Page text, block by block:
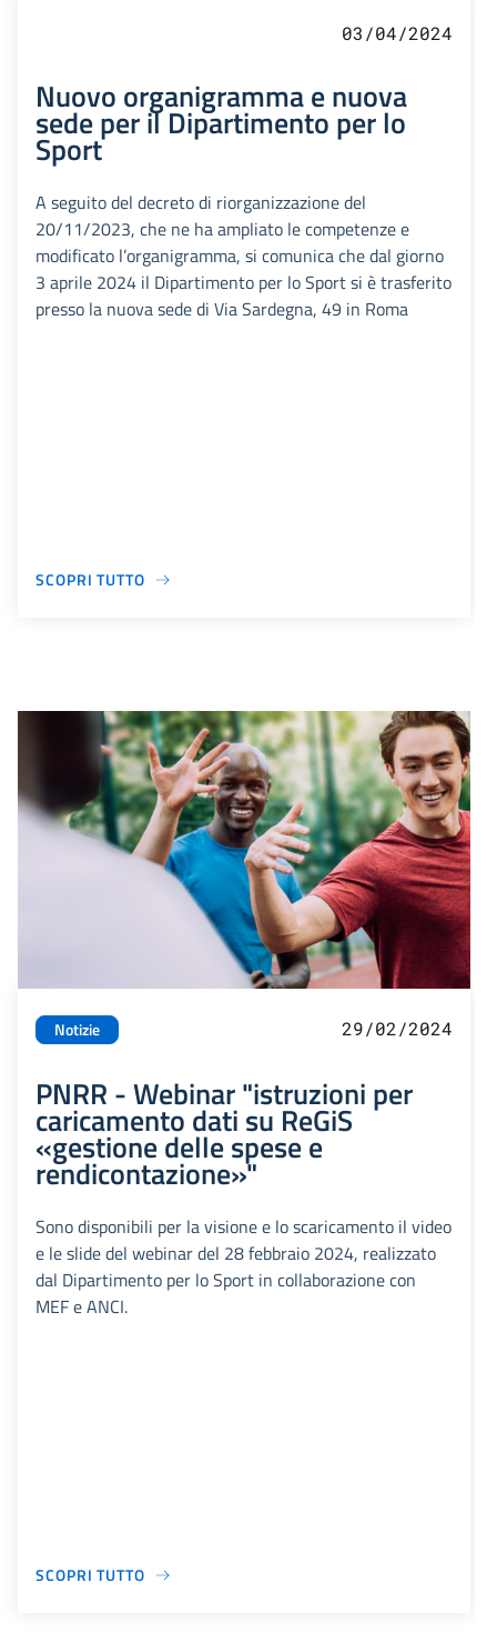
03/04/2024
Nuovo organigramma e nuova
sede per il Dipartimento per lo
Sport
A seguito del decreto di riorganizzazione del
20/11/2023, che ne ha ampliato le competenze e
modificato l’organigramma, si comunica che dal giorno
3 aprile 2024 il Dipartimento per lo Sport si è trasferito
presso la nuova sede di Via Sardegna, 49 in Roma
SCOPRI TUTTO
Notizie 29/02/2024
PNRR - Webinar "istruzioni per
caricamento dati su ReGiS
«gestione delle spese e
rendicontazione»"
Sono disponibili per la visione e lo scaricamento il video
e le slide del webinar del 28 febbraio 2024, realizzato
dal Dipartimento per lo Sport in collaborazione con
MEF e ANCI.
SCOPRI TUTTO